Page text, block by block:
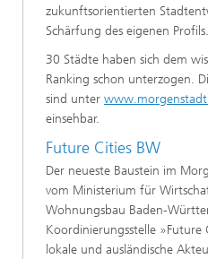
zukunftsorientierten
Schärfung des eigenen Profils.
30 Städte haben sich dem
Ranking schon unterzogen.
sind unter
einsehbar.
Future Cities BW
Der neueste Baustein im
vom Ministerium für
Wohnungsbau Baden-
Koordinierungsstelle »Future
lokale und ausländische